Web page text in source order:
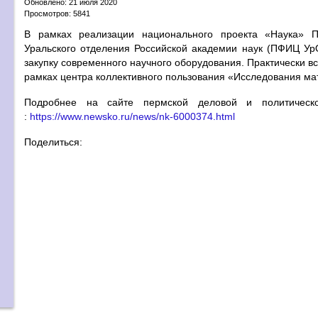
Обновлено: 21 июля 2020
Просмотров: 5841
В рамках реализации национального проекта «Наука»
Уральского отделения Российской академии наук (ПФИЦ
закупку современного научного оборудования. Практически
рамках центра коллективного пользования «Исследования
Подробнее на сайте пермской деловой и
: https://www.newsko.ru/news/nk-6000374.html
Поделиться: